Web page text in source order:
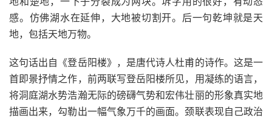
感。仿佛湖水在延伸，大地被切割开。后一句乾坤就是天
地，包括天地万物。
这句话出自《登岳阳楼》，是唐代诗人杜甫的诗作。这是一
首即景抒情之作，前两联写登岳阳楼所见，用凝练的语言，
将洞庭湖水势浩瀚无际的磅礴气势和宏伟壮丽的形象真实地
描画出来，勾勒出一幅气象万千的画面。颈联表现自己政治